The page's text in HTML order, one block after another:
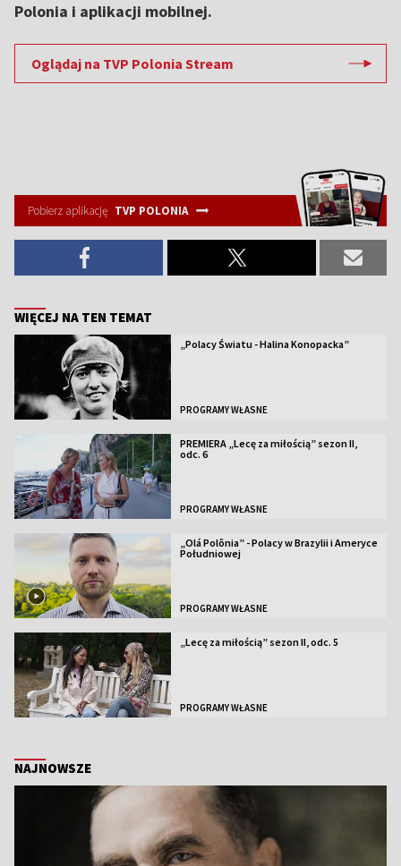
Polonia i aplikacji mobilnej.
Oglądaj na TVP Polonia Stream
Pobierz aplikację TVP POLONIA
WIĘCEJ NA TEN TEMAT
„Polacy Światu - Halina Konopacka”
PROGRAMY WŁASNE
PREMIERA „Lecę za miłością” sezon II,
odc. 6
PROGRAMY WŁASNE
„Olá Polônia” - Polacy w Brazylii i Ameryce
Południowej
PROGRAMY WŁASNE
„Lecę za miłością” sezon II, odc. 5
PROGRAMY WŁASNE
NAJNOWSZE